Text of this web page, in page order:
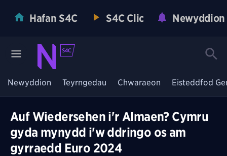
Hafan S4C S4C Clic Newyddion
Newyddion Teyrngedau Chwaraeon Eisteddfod
Auf Wiedersehen i'r Almaen? Cymru
gyda mynydd i'w ddringo os am
gyrraedd Euro 2024